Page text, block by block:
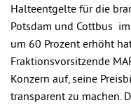
Halteentgelte für die
Potsdam und Cottbus
um 60 Prozent erhöht
Fraktionsvorsitzende
Konzern auf, seine
transparent zu machen.